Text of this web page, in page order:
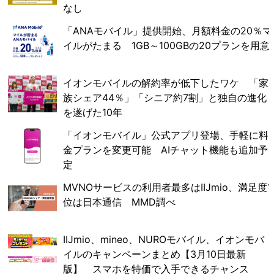
なし
「ANAモバイル」提供開始、月額料金の20％マ
イルがたまる 1GB～100GBの20プランを用意
イオンモバイルの解約率が低下したワケ 「家
族シェア44％」「シニア約7割」と独自の進化
を遂げた10年
「イオンモバイル」公式アプリ登場、手軽に料
金プランを変更可能 AIチャット機能も追加予
定
MVNOサービスの利用者最多はIIJmio、満足度1
位は日本通信 MMD調べ
IIJmio、mineo、NUROモバイル、イオンモバ
イルのキャンペーンまとめ【3月10日最新
版】 スマホを特価で入手できるチャンス